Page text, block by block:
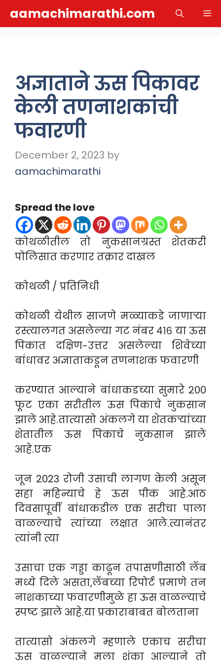
aamachimarathi.com
अज्ञाताने ऊस पिकावर
केली तणनाशकांची
फवारणी
December 2, 2023 by
aamachimarathi
Spread the love
कोथळीतील तो नुकसानग्रस्त शेतकरी
पोलिसात करणार तक्रार दाखल
कोथळी / प्रतिनिधी
कोथळी येथील साजणे मळ्याकडे जाणाऱ्या
रस्त्यालगत असलेल्या गट नंबर ४१६ या ऊस
पिकात दक्षिण-उत्तर असलेल्या शिवेच्या
बांधावर अज्ञाताकडून तणनाशक फवारणी
करण्यात आल्याने बांधाकडच्या सुमारे २००
फूट एका सरीतील ऊस पिकाचे नुकसान
झाले आहे.तात्यासो अंकलगे या शेतकऱ्यांच्या
शेतातील ऊस पिकाचे नुकसान झाले
आहे.एक
जून 2023 रोजी उसाची लागण केली असून
सहा महिन्याचे हे ऊस पीक आहे.आठ
दिवसापूर्वी बांधाकडील एक सरीचा पाला
वाळल्याचे त्यांच्या लक्षात आले.त्यानंतर
त्यांनी त्या
उसाचा एक गड्डा काढून तपासणीसाठी लॅब
मध्ये दिले असता,लॅबच्या रिपोर्ट प्रमाणे तन
नाशकाच्या फवारणीमुळे हा ऊस वाळल्याचे
स्पष्ट झाले आहे.या प्रकाराबाबत बोलताना
तात्यासो अंकलगे म्हणाले एकाच सरीचा
ऊस वाळल्याने मला शंका आल्याने तो